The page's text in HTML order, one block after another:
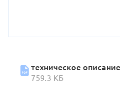
техническое
759.3 КБ